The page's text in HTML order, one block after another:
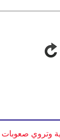
وتروي صعوبات